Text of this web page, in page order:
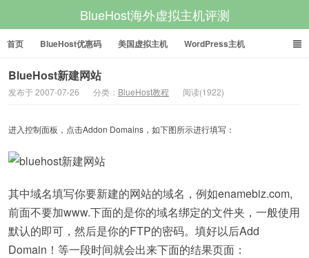
BlueHost海外虚拟主机评测
首页 BlueHost优惠码 美国虚拟主机 WordPress主机
美国VPS 美国服务器
BlueHost新建网站
发布于 2007-07-26 分类： BlueHost教程 阅读(1922)
进入控制面板，点击Addon Domains，如下图所示进行填写：
其中域名填写你要新建的网站的域名，例如enamebiz.com,
前面不要加www.下面的是你的域名绑定的文件夹，一般使用
默认的即可，然后是你的FTP的密码。填好以后Add
Domain！等一段时间就会出来下面的结果页面：